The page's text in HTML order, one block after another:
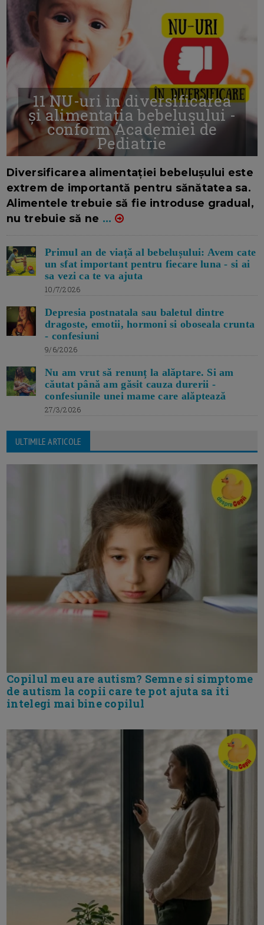
11 NU-uri in diversificarea
și alimentația bebelușului -
conform Academiei de
Pediatrie
Diversificarea alimentației bebelușului este
extrem de importantă pentru sănătatea sa.
Alimentele trebuie să fie introduse gradual,
nu trebuie să ne ...
Primul an de viață al bebelușului: Avem cate
un sfat important pentru fiecare luna - si ai
sa vezi ca te va ajuta
10/7/2026
Depresia postnatala sau baletul dintre
dragoste, emotii, hormoni si oboseala crunta
- confesiuni
9/6/2026
Nu am vrut să renunț la alăptare. Si am
căutat până am găsit cauza durerii -
confesiunile unei mame care alăptează
27/3/2026
ULTIMILE ARTICOLE
Copilul meu are autism? Semne si simptome
de autism la copii care te pot ajuta sa iti
intelegi mai bine copilul